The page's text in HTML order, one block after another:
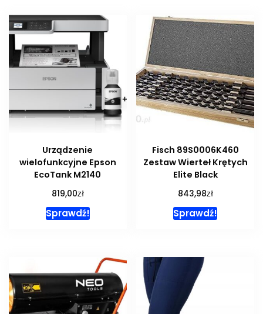
Urządzenie
wielofunkcyjne Epson
EcoTank M2140
819,00zł
Sprawdź!
Fisch 89S0006K460
Zestaw Wierteł Krętych
Elite Black
843,98zł
Sprawdź!